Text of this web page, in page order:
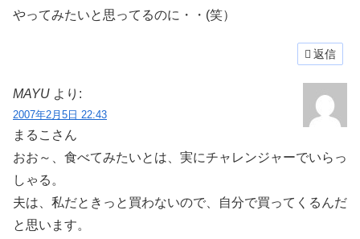
やってみたいと思ってるのに・・(笑）
返信
MAYU より:
2007年2月5日 22:43
まるこさん
おお～、食べてみたいとは、実にチャレンジャーでいらっ
しゃる。
夫は、私だときっと買わないので、自分で買ってくるんだ
と思います。